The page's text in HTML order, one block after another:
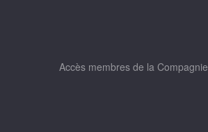
Accès membres de la Compagnie